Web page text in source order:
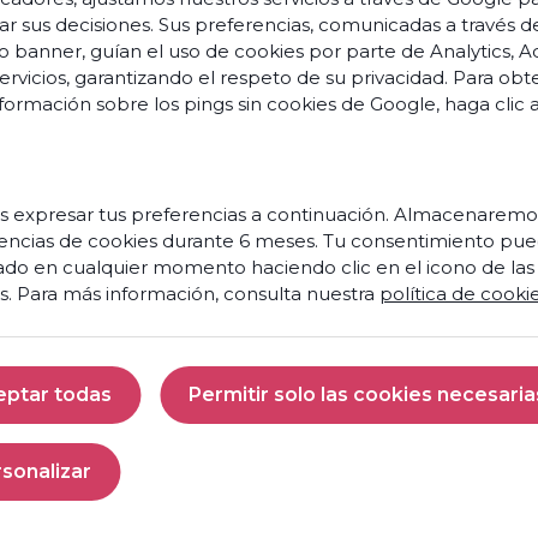
sus decisiones. Sus preferencias, comunicadas a través
banner, guían el uso de cookies por parte de Analytics,
garantizando el respeto de su privacidad. Para
sobre los pings sin cookies de Google, haga clic
expresar tus preferencias a continuación.
de cookies durante 6 meses. Tu consentimiento
en cualquier momento haciendo clic en el icono de las
Para más información, consulta nuestra política de
todas
Aceptar todas
Permitir solo las cookies
Permitir solo las
Personalizar
Discover
Ready
to
turn